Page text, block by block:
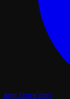
App Store'dan